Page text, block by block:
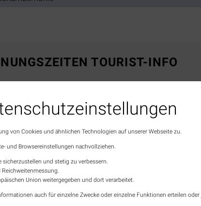
TOURIST-INFO
Mittwoch
10:00 – 13:00
Freitag
10:00 – 16:00
Samstag
(2. & 4. im Monat)
10:00 – 13:00
Sonn- & Feiertage
AGB Wirtschaftsförderung
von Cookies und ähnlichen Technologien auf unserer Webseite zu.
und Browsereinstellungen nachvollziehen.
und stetig zu verbessern.
Union weitergegeben und dort verarbeitet.
auch für einzelne Zwecke oder einzelne Funktionen erteilen